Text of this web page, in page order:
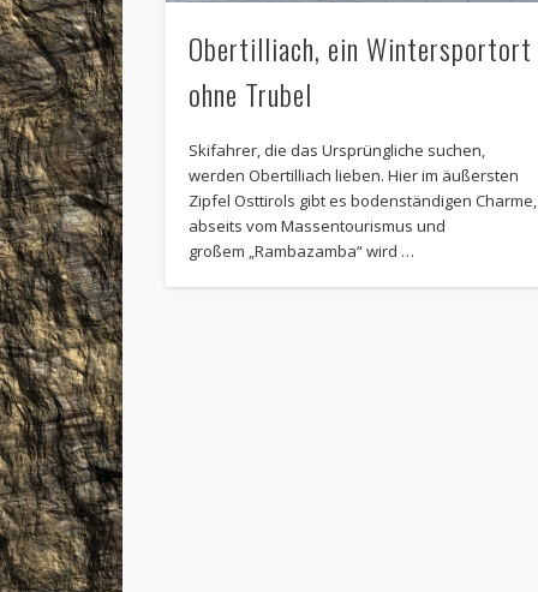
Obertilliach, ein Wintersportort
ohne Trubel
Skifahrer, die das Ursprüngliche suchen,
werden Obertilliach lieben. Hier im äußersten
Zipfel Osttirols gibt es bodenständigen Charme,
abseits vom Massentourismus und
großem „Rambazamba“ wird …